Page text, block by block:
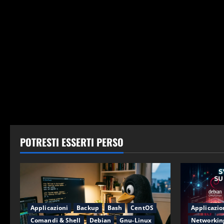
POTRESTI ESSERTI PERSO
Applicazioni Backup Bash
CentOS
Comandi & Shell
Debian Gnu-Linux